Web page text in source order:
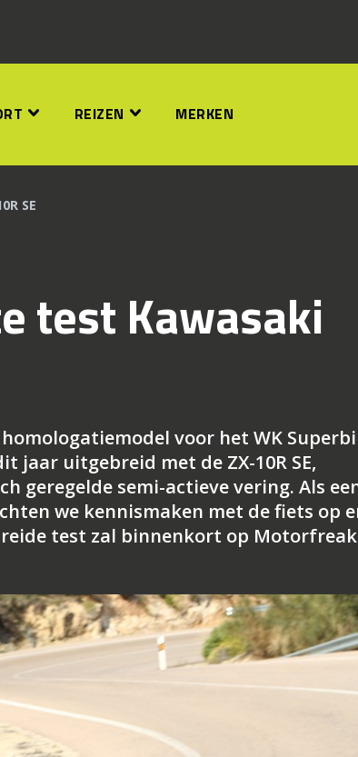
REIZEN MERKEN
SE
test Kawasaki
homologatiemodel voor het WK
jaar uitgebreid met de ZX-10R SE,
geregelde semi-actieve vering. Als
we kennismaken met de fiets op
test zal binnenkort op